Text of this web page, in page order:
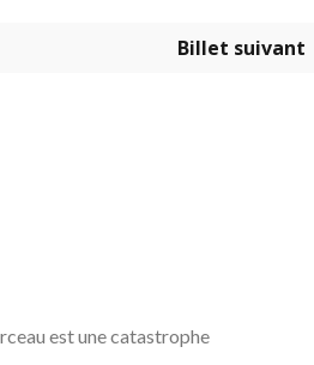
Billet suivant
est une catastrophe